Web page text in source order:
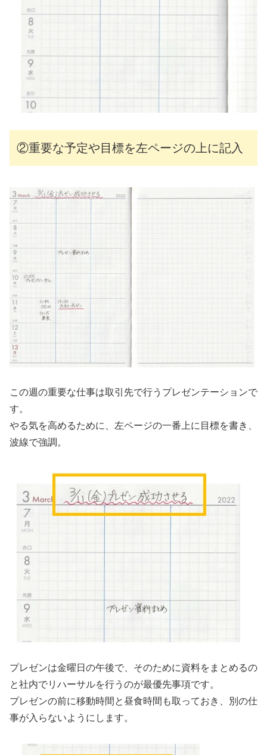
②重要な予定や目標を左ページの上に記入
この週の重要な仕事は取引先で行うプレゼンテーションで
す。
やる気を高めるために、左ページの一番上に目標を書き、
波線で強調。
プレゼンは金曜日の午後で、そのために資料をまとめるの
と社内でリハーサルを行うのが最優先事項です。
プレゼンの前に移動時間と昼食時間も取っておき、別の仕
事が入らないようにします。